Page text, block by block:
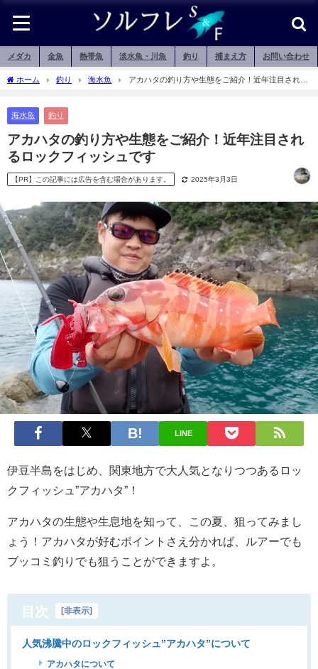
メダカ 金魚 熱帯魚 淡水魚・川魚 釣り 捕まえ方 お問い合わせ
ホーム 釣り 海水魚
アカハタの釣り方や生態をご紹介！近年注目される
海水魚 釣り
アカハタの釣り方や生態をご紹介！近年注目され
るロックフィッシュです
【PR】この記事には広告を含む場合があります。 2025年3月3日
LINE
伊豆半島をはじめ、関東地方で大人気となりつつあるロッ
クフィッシュ”アカハタ”！
アカハタの生態や生息地を知って、この夏、狙ってみまし
ょう！アカハタが好むポイントさえ分かれば、ルアーでも
ブッコミ釣りでも狙うことができますよ。
目次 [非表示]
人気沸騰中のロックフィッシュ”アカハタ”について
アカハタについて